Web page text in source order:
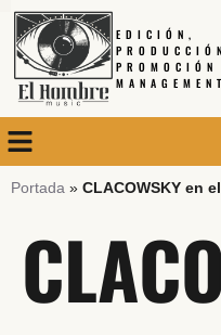
EDICIÓN,
PROMOCIÓN
MANAGEMENT
Portada » CLACOWSKY en